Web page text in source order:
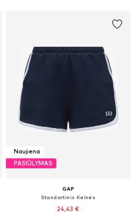
Naujiena
PASIŪLYMAS
GAP
Standartinis Kelnės
24,43 €